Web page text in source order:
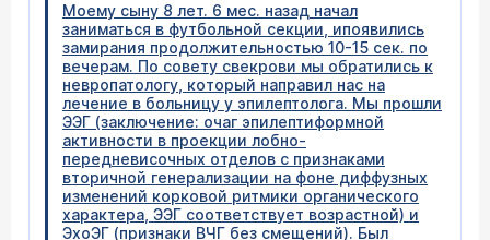
Моему сыну 8 лет. 6 мес. назад начал
заниматься в футбольной секции, ипоявились
замирания продолжительностью 10-15 сек. по
вечерам. По совету свекрови мы обратились к
невропатологу, который направил нас на
лечение в больницу у эпилептолога. Мы прошли
ЭЭГ (заключение: очаг эпилептиформной
активности в проекции лобно-
передневисочных отделов с признаками
вторичной генерализации на фоне диффузных
изменений корковой ритмики органического
характера, ЭЭГ соответствует возрастной) и
ЭхоЭГ (признаки ВЧГ без смещений). Был